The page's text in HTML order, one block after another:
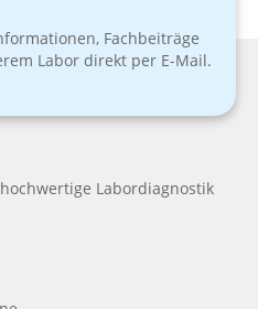
Fachbeiträge
Labor direkt per E-Mail.
Labordiagnostik